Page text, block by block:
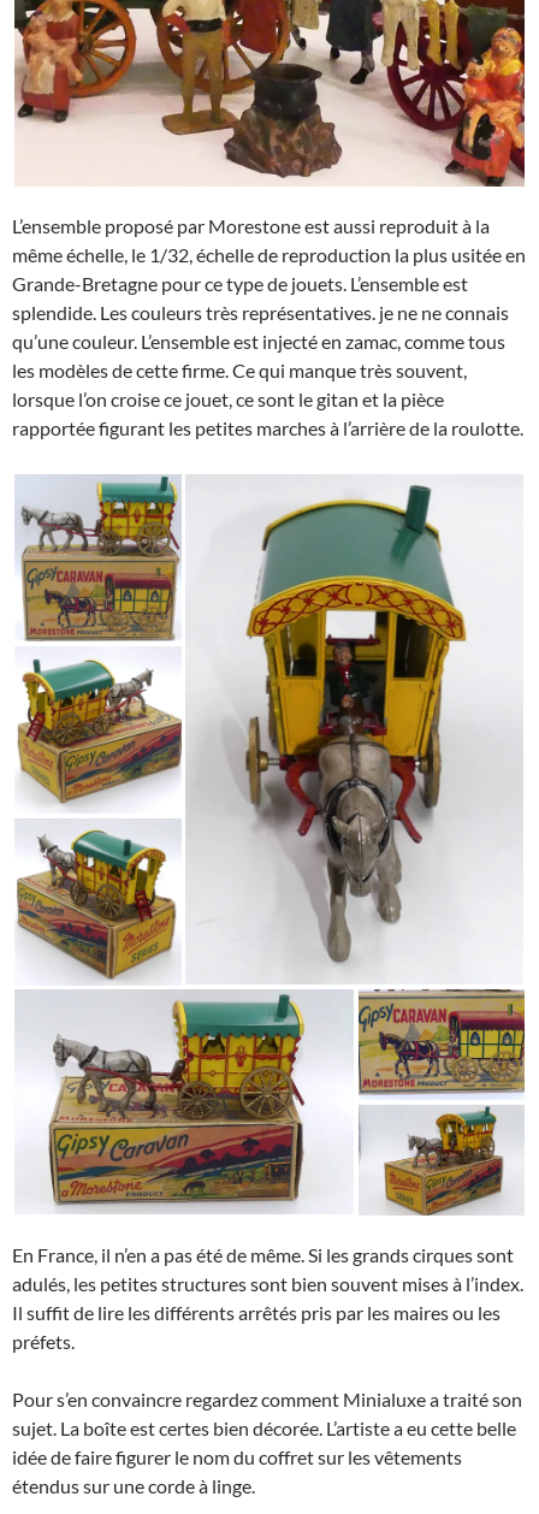
L’ensemble proposé par Morestone est aussi reproduit à la
même échelle, le 1/32, échelle de reproduction la plus usitée en
Grande-Bretagne pour ce type de jouets. L’ensemble est
splendide. Les couleurs très représentatives. je ne ne connais
qu’une couleur. L’ensemble est injecté en zamac, comme tous
les modèles de cette firme. Ce qui manque très souvent,
lorsque l’on croise ce jouet, ce sont le gitan et la pièce
rapportée figurant les petites marches à l’arrière de la roulotte.
En France, il n’en a pas été de même. Si les grands cirques sont
adulés, les petites structures sont bien souvent mises à l’index.
Il suffit de lire les différents arrêtés pris par les maires ou les
préfets.
Pour s’en convaincre regardez comment Minialuxe a traité son
sujet. La boîte est certes bien décorée. L’artiste a eu cette belle
idée de faire figurer le nom du coffret sur les vêtements
étendus sur une corde à linge.